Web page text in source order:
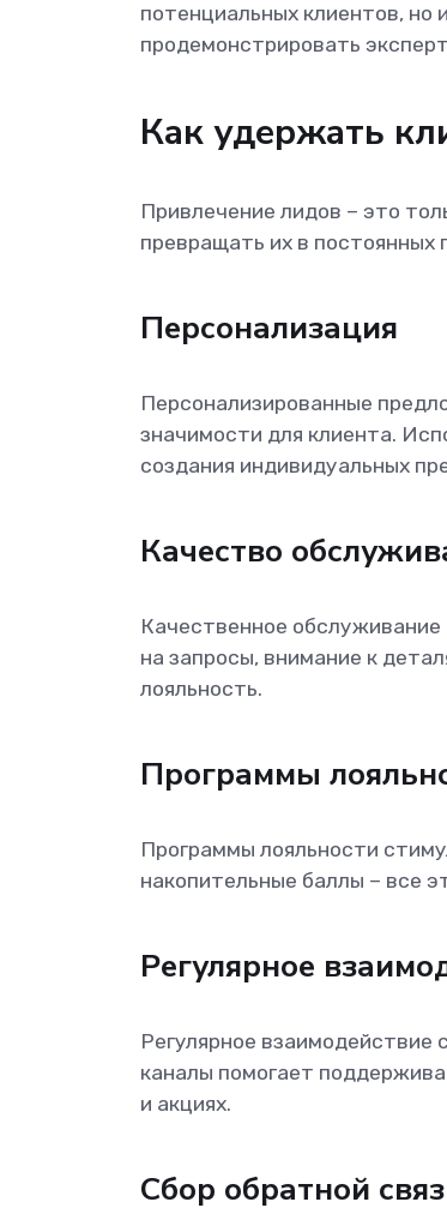
потенциальных клиентов, но
продемонстрировать
Как удержать
Привлечение лидов – это
превращать их в постоянных
Персонализация
Персонализированные
значимости для клиента.
создания индивидуальных
Качество
Качественное обслуживание
на запросы, внимание к
лояльность.
Программы
Программы лояльности
накопительные баллы – все
Регулярное
Регулярное взаимодействие
каналы помогает
и акциях.
Сбор обратной